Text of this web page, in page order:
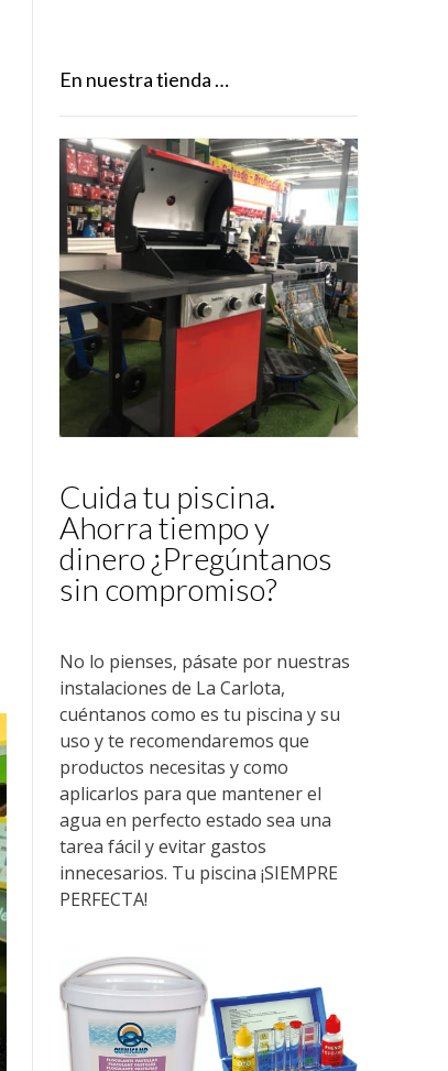
En nuestra tienda …
Cuida tu piscina.
Ahorra tiempo y
dinero ¿Pregúntanos
sin compromiso?
No lo pienses, pásate por nuestras
instalaciones de La Carlota,
cuéntanos como es tu piscina y su
uso y te recomendaremos que
productos necesitas y como
aplicarlos para que mantener el
agua en perfecto estado sea una
tarea fácil y evitar gastos
innecesarios. Tu piscina ¡SIEMPRE
PERFECTA!